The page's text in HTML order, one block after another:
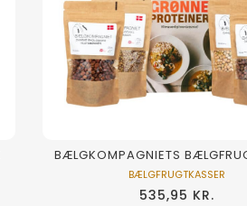
BÆLGKOMPAGNIETS
BÆLGFRUGTKASSER
535,95 KR.